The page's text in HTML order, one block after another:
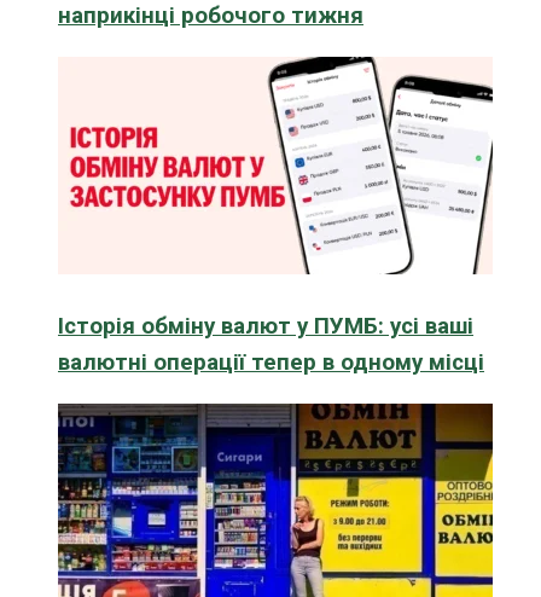
наприкінці робочого тижня
Історія обміну валют у ПУМБ: усі ваші
валютні операції тепер в одному місці